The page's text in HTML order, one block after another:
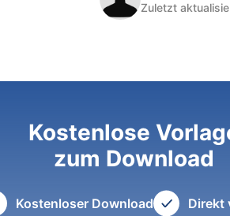
Zuletzt
Kostenlose
zum Download
Kostenloser Download Direkt